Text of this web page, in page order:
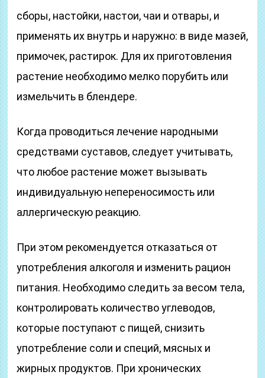
сборы, настойки, настои, чаи и отвары, и
применять их внутрь и наружно: в виде мазей,
примочек, растирок. Для их приготовления
растение необходимо мелко порубить или
измельчить в блендере.
Когда проводиться лечение народными
средствами суставов, следует учитывать,
что любое растение может вызывать
индивидуальную непереносимость или
аллергическую реакцию.
При этом рекомендуется отказаться от
употребления алкоголя и изменить рацион
питания. Необходимо следить за весом тела,
контролировать количество углеводов,
которые поступают с пищей, снизить
употребление соли и специй, мясных и
жирных продуктов. При хронических